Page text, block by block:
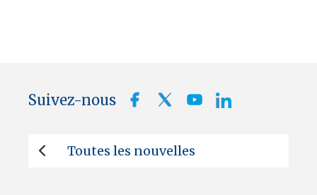
Suivez-nous
Toutes les nouvelles